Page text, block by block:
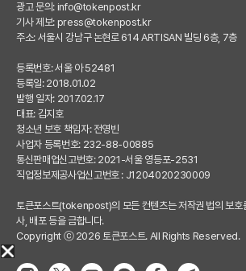
광고 문의: info@tokenpost.kr
기사 제보: press@tokenpost.kr
주소: 서울시 강남구 논현로 614 ARTISAN 빌딩 6층, 7층
등록번호: 서울 아 52481
등록일: 2018.01.02
발행 일자: 2017.02.17
대표: 김지호
청소년 보호 책임자: 전영빈
사업자 등록번호: 232-88-00885
통신판매업신고번호: 2021-서울 영등포-2531
직업정보제공사업신고번호 : J1204020230009
토큰포스트(tokenpost)의 모든 컨텐츠는 저작권 법의 보호
사, 배포 등을 금합니다.
Copyright ⓒ 2026 토큰포스트. All Rights Reserved.